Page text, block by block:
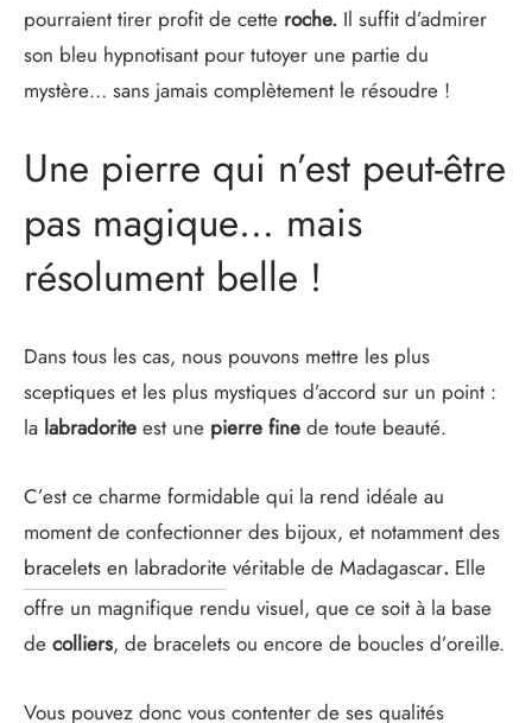
pourraient tirer profit de cette roche. Il suffit d’admirer
son bleu hypnotisant pour tutoyer une partie du
mystère… sans jamais complètement le résoudre !
Une pierre qui n’est peut-être
pas magique… mais
résolument belle !
Dans tous les cas, nous pouvons mettre les plus
sceptiques et les plus mystiques d’accord sur un point :
la labradorite est une pierre fine de toute beauté.
C’est ce charme formidable qui la rend idéale au
moment de confectionner des bijoux, et notamment des
bracelets en labradorite véritable de Madagascar. Elle
offre un magnifique rendu visuel, que ce soit à la base
de colliers, de bracelets ou encore de boucles d’oreille.
Vous pouvez donc vous contenter de ses qualités